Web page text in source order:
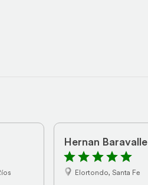
Hernan Baravalle
Elortondo, Santa Fe